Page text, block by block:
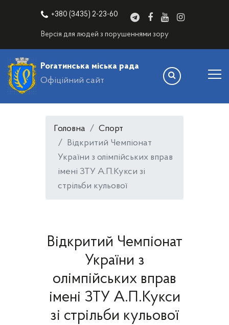
+380 (3435) 2-23-60
Версія для людей з порушеннями зору
Рогатинська міська рада
Офіційний сайт
Головна
Спорт
Відкритий Чемпіонат
України з олімпійських вправ
імені ЗТУ А.П.Кукси зі
стрільби кульової
Відкритий Чемпіонат
України з
олімпійських вправ
імені ЗТУ А.П.Кукси
зі стрільби кульової